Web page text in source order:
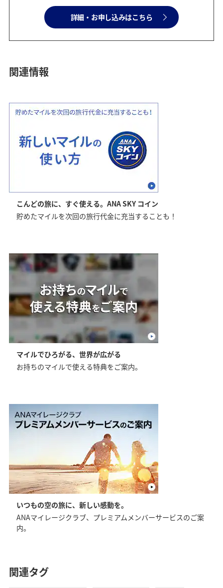
詳細・お申し込みはこちら
関連情報
こんどの旅に、すぐ使える。ANA SKY コイン
貯めたマイルを次回の旅行代金に充当することも！
マイルでひろがる、世界が広がる
お持ちのマイルで使える特典をご案内。
いつもの空の旅に、新しい感動を。
ANAマイレージクラブ、プレミアムメンバーサービスのご案
内。
関連タグ